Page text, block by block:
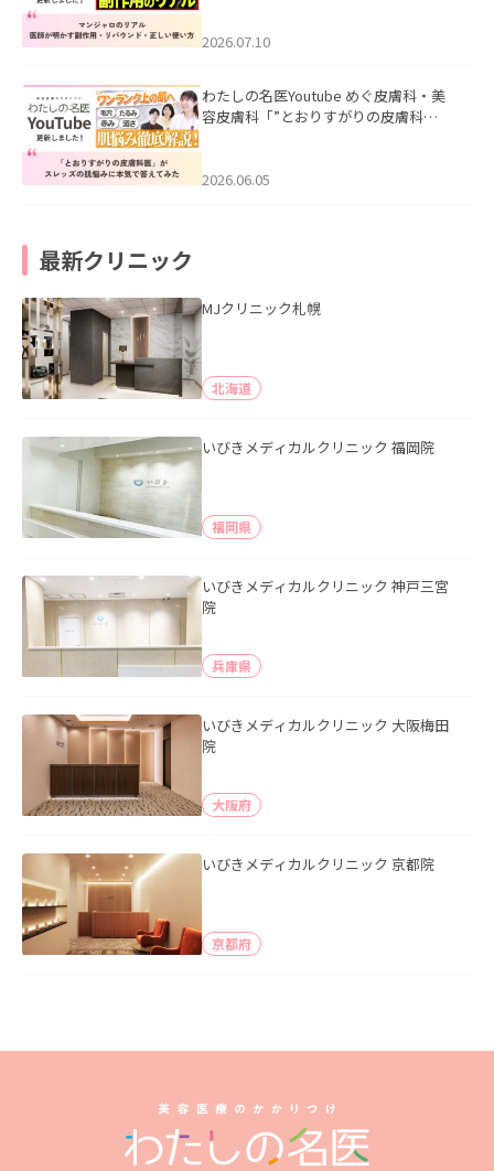
た。
2026.07.10
わたしの名医Youtube めぐ皮膚科・美
容皮膚科「”とおりすがりの皮膚科
2026.06.05
最新クリニック
MJクリニック札幌
北海道
いびきメディカルクリニック 福岡院
福岡県
いびきメディカルクリニック 神戸三宮
院
兵庫県
いびきメディカルクリニック 大阪梅田
院
大阪府
いびきメディカルクリニック 京都院
京都府